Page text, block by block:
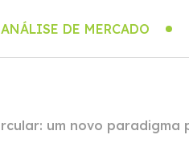
ANÁLISE DE MERCADO
um novo paradigma